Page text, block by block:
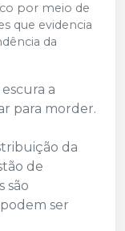
por meio de
que evidencia
da
a
para morder.
da
de
são
ser